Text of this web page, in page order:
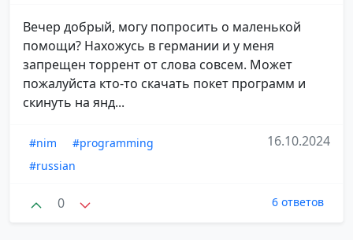
Вечер добрый, могу попросить о маленькой
помощи? Нахожусь в германии и у меня
запрещен торрент от слова совсем. Может
пожалуйста кто-то скачать покет программ и
скинуть на янд...
#nim
#programming
#russian
16.10.2024
0 6 ответов